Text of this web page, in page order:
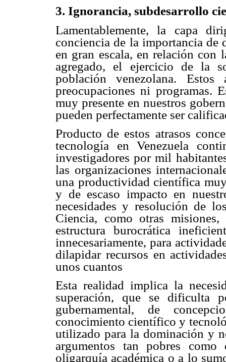
3. Ignorancia, subdesarrollo
Lamentablemente, la capa
conciencia de la importancia
en gran escala, en relación con
agregado, el ejercicio de la
población venezolana.
preocupaciones ni programas.
muy presente en nuestros
pueden perfectamente ser
Producto de estos atrasos
tecnología en Venezuela
investigadores por mil
las organizaciones
una productividad científica
y de escaso impacto en
necesidades y resolución de
Ciencia, como otras
estructura burocrática
innecesariamente, para
dilapidar recursos en
unos cuantos
Esta realidad implica la
superación, que se dificulta
gubernamental, de
conocimiento científico y
utilizado para la dominación y
argumentos tan pobres
oligarquía académica o a lo